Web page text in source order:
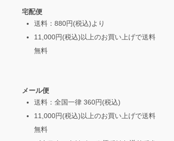
宅配便
送料：880円(税込)より
11,000円(税込)以上のお買い上げで送料
無料
メール便
送料：全国一律 360円(税込)
11,000円(税込)以上のお買い上げで送料
無料